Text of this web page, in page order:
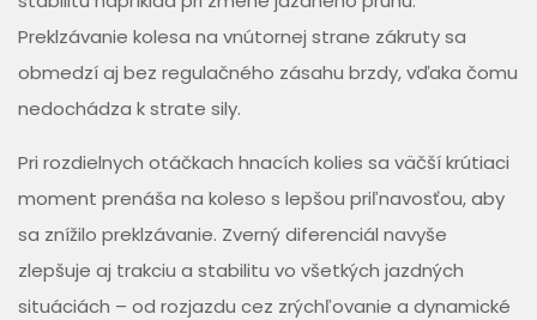
Preklzávanie kolesa na vnútornej strane zákruty sa
obmedzí aj bez regulačného zásahu brzdy, vďaka čomu
nedochádza k strate sily.
Pri rozdielnych otáčkach hnacích kolies sa väčší krútiaci
moment prenáša na koleso s lepšou priľnavosťou, aby
sa znížilo preklzávanie. Zverný diferenciál navyše
zlepšuje aj trakciu a stabilitu vo všetkých jazdných
situáciách – od rozjazdu cez zrýchľovanie a dynamické